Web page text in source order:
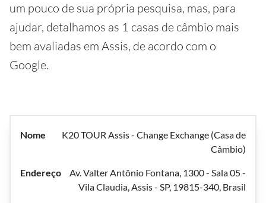
um pouco de sua própria pesquisa, mas, para
ajudar, detalhamos as 1 casas de câmbio mais
bem avaliadas em Assis, de acordo com o
Google.
K20 TOUR Assis - Change Exchange (Casa de
Câmbio)
Av. Valter Antônio Fontana, 1300 - Sala 05 -
Vila Claudia, Assis - SP, 19815-340, Brasil